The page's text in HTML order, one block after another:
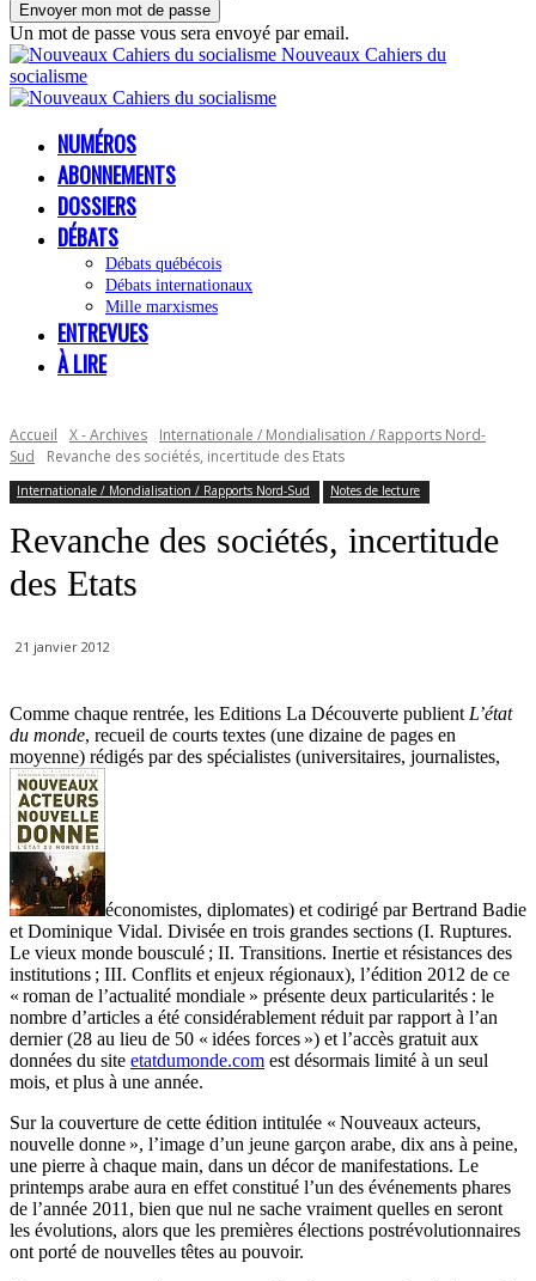
Un mot de passe vous sera envoyé par email.
Nouveaux Cahiers du
socialisme
NUMÉROS
ABONNEMENTS
DOSSIERS
DÉBATS
Débats québécois
Débats internationaux
Mille marxismes
ENTREVUES
À LIRE
Accueil X - Archives
Internationale / Mondialisation / Rapports Nord-
Sud
Revanche des sociétés, incertitude des Etats
Internationale / Mondialisation / Rapports Nord-Sud Notes de lecture
Revanche des sociétés, incertitude
des Etats
21 janvier 2012
Comme chaque rentrée, les Editions La Découverte publient L’état
du monde, recueil de courts textes (une dizaine de pages en
moyenne) rédigés par des spécialistes (universitaires, journalistes,
économistes, diplomates) et codirigé par Bertrand Badie
et Dominique Vidal. Divisée en trois grandes sections (I. Ruptures.
Le vieux monde bousculé ; II. Transitions. Inertie et résistances des
institutions ; III. Conflits et enjeux régionaux), l’édition 2012 de ce
« roman de l’actualité mondiale » présente deux particularités : le
nombre d’articles a été considérablement réduit par rapport à l’an
dernier (28 au lieu de 50 « idées forces ») et l’accès gratuit aux
données du site etatdumonde.com est désormais limité à un seul
mois, et plus à une année.
Sur la couverture de cette édition intitulée « Nouveaux acteurs,
nouvelle donne », l’image d’un jeune garçon arabe, dix ans à peine,
une pierre à chaque main, dans un décor de manifestations. Le
printemps arabe aura en effet constitué l’un des événements phares
de l’année 2011, bien que nul ne sache vraiment quelles en seront
les évolutions, alors que les premières élections postrévolutionnaires
ont porté de nouvelles têtes au pouvoir.